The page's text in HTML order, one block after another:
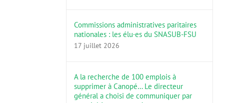
Commissions administratives paritaires
nationales : les élu·es du SNASUB-FSU
17 juillet 2026
A la recherche de 100 emplois à
supprimer à Canopé… Le directeur
général a choisi de communiquer par